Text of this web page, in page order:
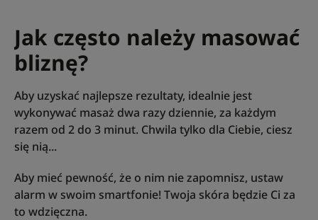
Jak często należy masować
bliznę?
Aby uzyskać najlepsze rezultaty, idealnie jest
wykonywać masaż dwa razy dziennie, za każdym
razem od 2 do 3 minut. Chwila tylko dla Ciebie, ciesz
się nią...
Aby mieć pewność, że o nim nie zapomnisz, ustaw
alarm w swoim smartfonie! Twoja skóra będzie Ci za
to wdzięczna.